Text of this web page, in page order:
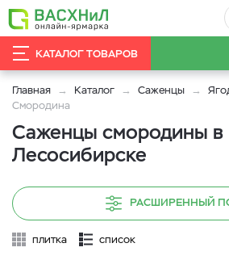
КАТАЛОГ ТОВАРОВ
Главная Каталог Саженцы
Смородина
Саженцы смородины в
Лесосибирске
РАСШИРЕННЫЙ
плитка список